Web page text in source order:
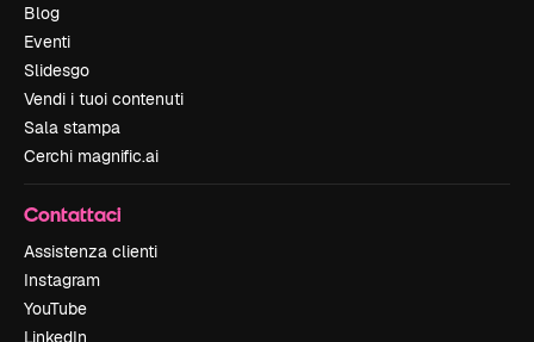
Blog
Eventi
Slidesgo
Vendi i tuoi contenuti
Sala stampa
Cerchi magnific.ai
Contattaci
Assistenza clienti
Instagram
YouTube
LinkedIn